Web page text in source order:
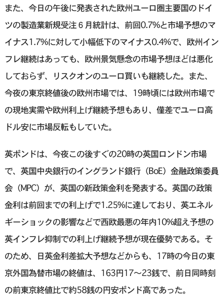
また、今日の午後に発表された欧州ユーロ圏主要国のドイ
ツの製造業新規受注６月統計は、前回0.7%と市場予想のマ
イナス1.7%に対して小幅低下のマイナス0.4%で、欧州イン
フレ継続はあっても、欧州景気懸念の市場予想ほどは悪化
しておらず、リスクオンのユーロ買いも継続した。また、
今夜の東京終値後の欧州市場では、19時頃には欧州市場で
の現地実需や欧州利上げ継続予想もあり、僅差でユーロ高
ドル安に市場反転もしていた。
英ポンドは、今夜この後すぐの20時の英国ロンドン市場
で、英国中央銀行のイングランド銀行（BoE）金融政策委員
会（MPC）が、英国の新政策金利を発表する。英国の政策
金利は前回までの利上げで1.25%に達しており、英エネル
ギーショックの影響などで西欧最悪の年内10%超え予想の
英インフレ抑制での利上げ継続予想が現在優勢である。そ
のため、日英金利差拡大予想などからも、17時の今日の東
京外国為替市場の終値は、163円17〜23銭で、前日同時刻
の前東京終値比で約58銭の円安ポンド高であった。